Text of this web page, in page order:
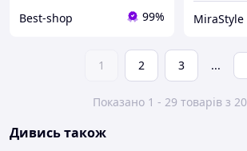
Best-shop 99% MiraStyle
1 2 3 ...
Показано 1 - 29 товарів з
Дивись також